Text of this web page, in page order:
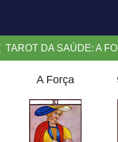
TAROT DA SAÚDE: A
A Força